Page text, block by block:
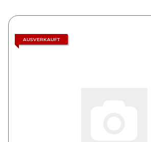
AUSVERKAUFT